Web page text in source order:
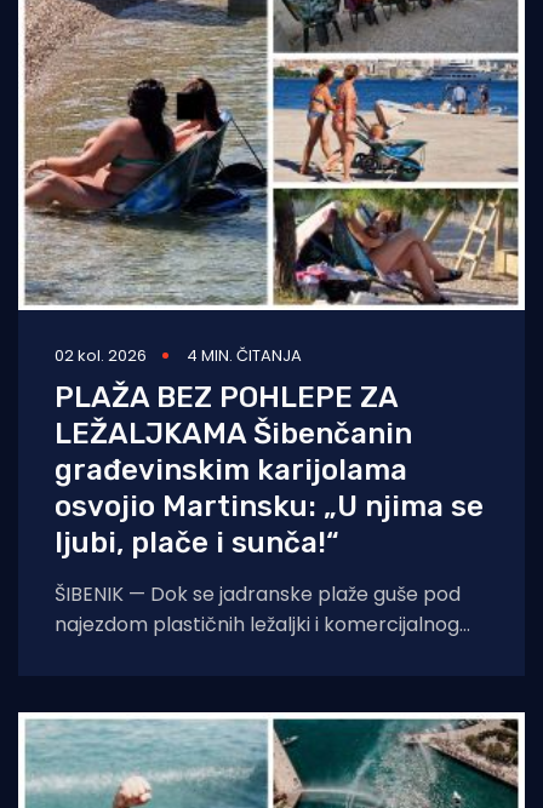
02 kol. 2026 4 MIN. ČITANJA
PLAŽA BEZ POHLEPE ZA
LEŽALJKAMA Šibenčanin
građevinskim karijolama
osvojio Martinsku: „U njima se
ljubi, plače i sunča!“
ŠIBENIK — Dok se jadranske plaže guše pod
najezdom plastičnih ležaljki i komercijalnog